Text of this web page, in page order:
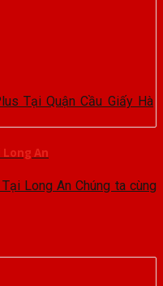
Long An
Long An Chúng ta cùng